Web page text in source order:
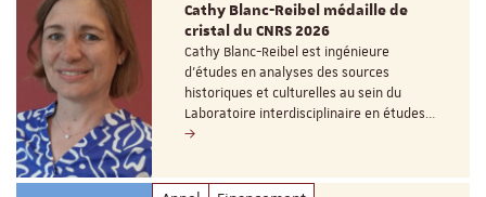
Cathy Blanc-Reibel médaille de
cristal du CNRS 2026
Cathy Blanc-Reibel est ingénieure
d’études en analyses des sources
historiques et culturelles au sein du
Laboratoire interdisciplinaire en études…